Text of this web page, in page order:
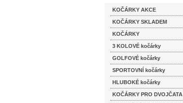
KOČÁRKY AKCE
KOČÁRKY SKLADEM
KOČÁRKY
3 KOLOVÉ kočárky
GOLFOVÉ kočárky
SPORTOVNÍ kočárky
HLUBOKÉ kočárky
KOČÁRKY PRO DVOJČATA